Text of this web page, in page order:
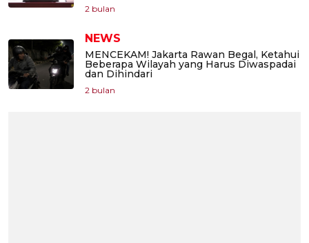
2 bulan
NEWS
MENCEKAM! Jakarta Rawan Begal, Ketahui
Beberapa Wilayah yang Harus Diwaspadai
dan Dihindari
2 bulan